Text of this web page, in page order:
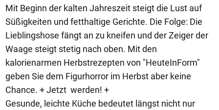
Mit Beginn der kalten Jahreszeit steigt die Lust auf
Süßigkeiten und fetthaltige Gerichte. Die Folge: Die
Lieblingshose fängt an zu kneifen und der Zeiger der
Waage steigt stetig nach oben. Mit den
kalorienarmen Herbstrezepten von "HeuteInForm"
geben Sie dem Figurhorror im Herbst aber keine
Chance. + Jetzt werden! +
Gesunde, leichte Küche bedeutet längst nicht nur